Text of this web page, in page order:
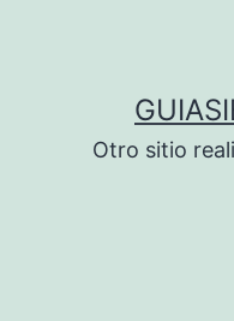
Otro sitio